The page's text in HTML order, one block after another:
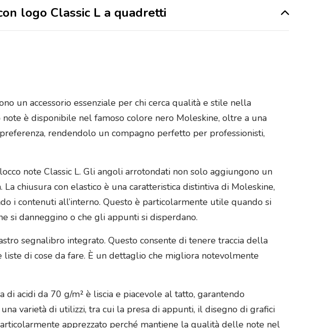
logo Classic L a quadretti
un accessorio essenziale per chi cerca qualità e stile nella
è disponibile nel famoso colore nero Moleskine, oltre a una
rendendolo un compagno perfetto per professionisti,
note Classic L. Gli angoli arrotondati non solo aggiungono un
chiusura con elastico è una caratteristica distintiva di Moleskine,
i contenuti all’interno. Questo è particolarmente utile quando si
si danneggino o che gli appunti si disperdano.
segnalibro integrato. Questo consente di tenere traccia della
liste di cose da fare. È un dettaglio che migliora notevolmente
acidi da 70 g/m² è liscia e piacevole al tatto, garantendo
varietà di utilizzi, tra cui la presa di appunti, il disegno di grafici
apprezzato perché mantiene la qualità delle note nel